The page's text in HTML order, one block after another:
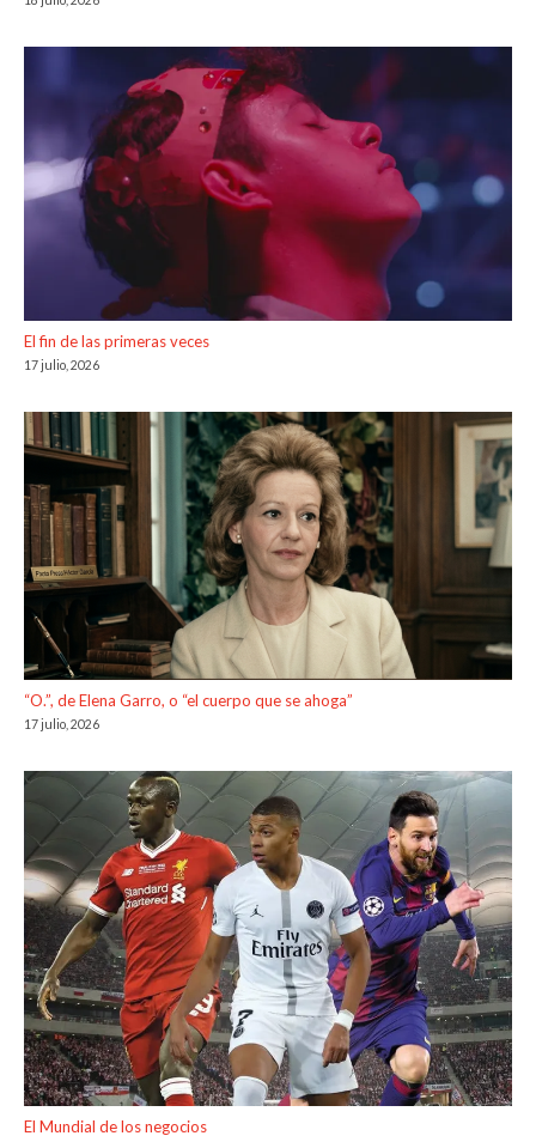
El fin de las primeras veces
17 julio, 2026
“O.”, de Elena Garro, o “el cuerpo que se ahoga”
17 julio, 2026
El Mundial de los negocios